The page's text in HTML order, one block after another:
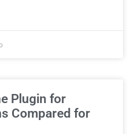
Plugin for
Compared for